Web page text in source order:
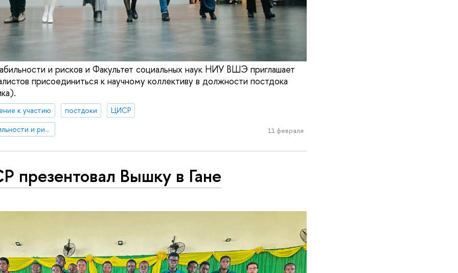
и рисков и Факультет социальных наук НИУ ВШЭ приглашает
присоединиться к научному коллективу в должности постдока
к участию постдоки
ЦИСР
Центр изучения стабильности и рисков
11 февраля
презентовал Вышку в Гане